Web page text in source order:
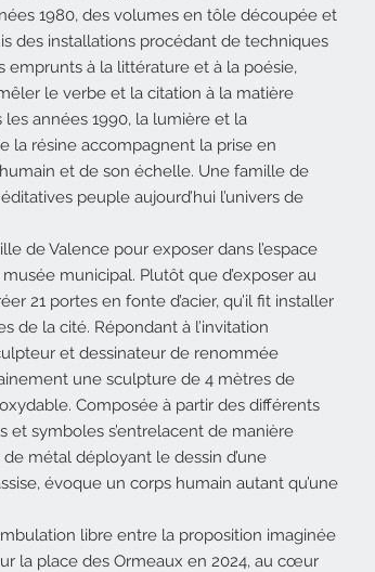
1980, des volumes en tôle découpée et
des installations procédant de techniques
emprunts à la littérature et à la poésie,
le verbe et la citation à la matière
années 1990, la lumière et la
la résine accompagnent la prise en
et de son échelle. Une famille de
peuple aujourd’hui l’univers de
de Valence pour exposer dans l’espace
municipal. Plutôt que d’exposer au
21 portes en fonte d’acier, qu’il fit installer
de la cité. Répondant à l’invitation
et dessinateur de renommée
une sculpture de 4 mètres de
Composée à partir des différents
et symboles s’entrelacent de manière
métal déployant le dessin d’une
évoque un corps humain autant qu’une
libre entre la proposition imaginée
la place des Ormeaux en 2024, au cœur